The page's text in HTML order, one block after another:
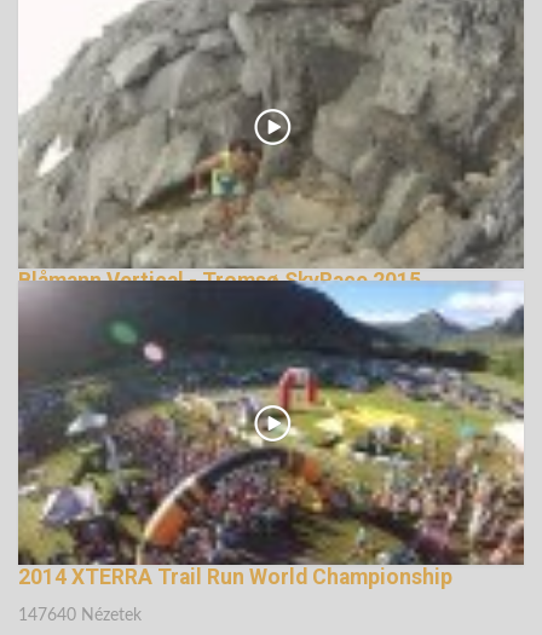
Blåmann Vertical - Tromsø SkyRace 2015
terepfutás
144083 Nézetek
2014 XTERRA Trail Run World Championship
147640 Nézetek